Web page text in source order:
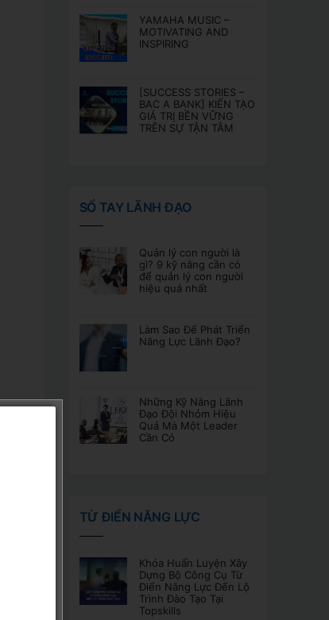
YAMAHA MUSIC –
MOTIVATING AND
INSPIRING
[SUCCESS STORIES –
BAC A BANK] KIẾN TẠO
GIÁ TRỊ BỀN VỮNG
TRÊN SỰ TẬN TÂM
SỔ TAY LÃNH ĐẠO
Quản lý con người là
gì? 9 kỹ năng cần có
để quản lý con người
hiệu quả nhất
Làm Sao Để Phát Triển
Năng Lực Lãnh Đạo?
Những Kỹ Năng Lãnh
Đạo Đội Nhóm Hiệu
Quả Mà Một Leader
Cần Có
TỪ ĐIỂN NĂNG LỰC
Khóa Huấn Luyện Xây
Dựng Bộ Công Cụ Từ
Điển Năng Lực Đến Lộ
Trình Đào Tạo Tại
Topskills